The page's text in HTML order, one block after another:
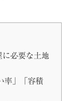
に必要な土地
率」「容積